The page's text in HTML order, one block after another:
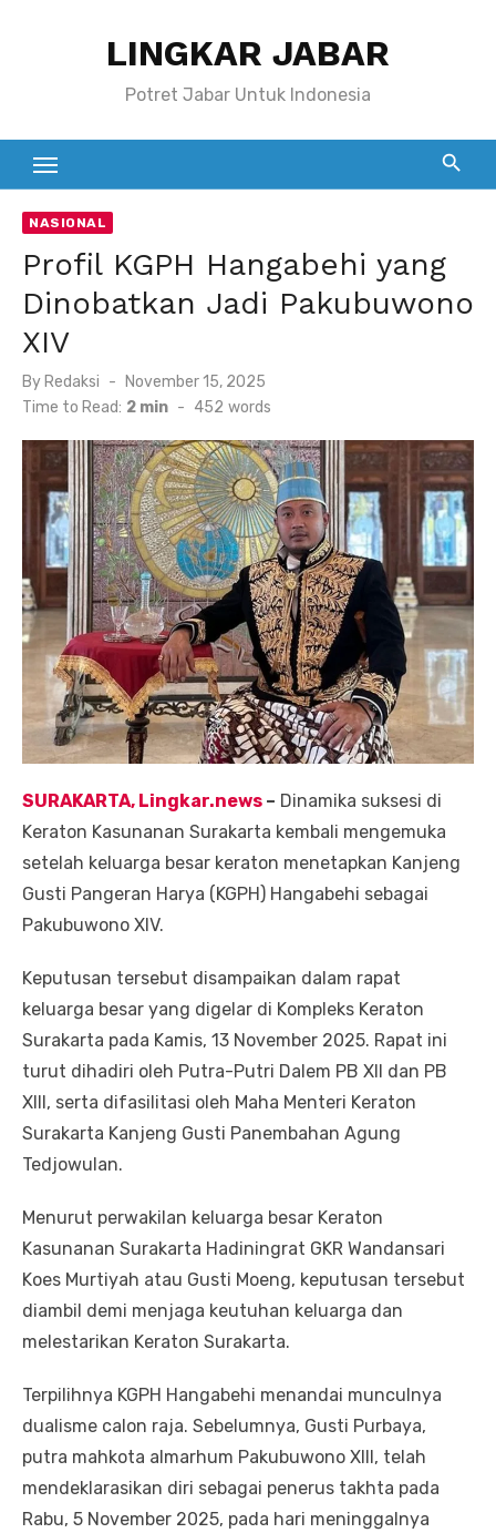
LINGKAR JABAR
Potret Jabar Untuk Indonesia
NASIONAL
Profil KGPH Hangabehi yang
Dinobatkan Jadi Pakubuwono
XIV
By Redaksi
Posted
on
November 15, 2025
Time to Read: 2 min - 452 words
SURAKARTA, Lingkar.news – Dinamika suksesi di
Keraton Kasunanan Surakarta kembali mengemuka
setelah keluarga besar keraton menetapkan Kanjeng
Gusti Pangeran Harya (KGPH) Hangabehi sebagai
Pakubuwono XIV.
Keputusan tersebut disampaikan dalam rapat
keluarga besar yang digelar di Kompleks Keraton
Surakarta pada Kamis, 13 November 2025. Rapat ini
turut dihadiri oleh Putra-Putri Dalem PB XII dan PB
XIII, serta difasilitasi oleh Maha Menteri Keraton
Surakarta Kanjeng Gusti Panembahan Agung
Tedjowulan.
Menurut perwakilan keluarga besar Keraton
Kasunanan Surakarta Hadiningrat GKR Wandansari
Koes Murtiyah atau Gusti Moeng, keputusan tersebut
diambil demi menjaga keutuhan keluarga dan
melestarikan Keraton Surakarta.
Terpilihnya KGPH Hangabehi menandai munculnya
dualisme calon raja. Sebelumnya, Gusti Purbaya,
putra mahkota almarhum Pakubuwono XIII, telah
mendeklarasikan diri sebagai penerus takhta pada
Rabu, 5 November 2025, pada hari meninggalnya